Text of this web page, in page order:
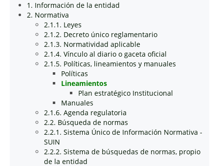
1. Información de la entidad
2. Normativa
2.1.1. Leyes
2.1.2. Decreto único reglamentario
2.1.3. Normatividad aplicable
2.1.4. Vínculo al diario o gaceta oficial
2.1.5. Políticas, lineamientos y manuales
Políticas
Lineamientos
Plan estratégico Institucional
Manuales
2.1.6. Agenda regulatoria
2.2. Búsqueda de normas
2.2.1. Sistema Único de Información Normativa -
SUIN
2.2.2. Sistema de búsquedas de normas, propio
de la entidad